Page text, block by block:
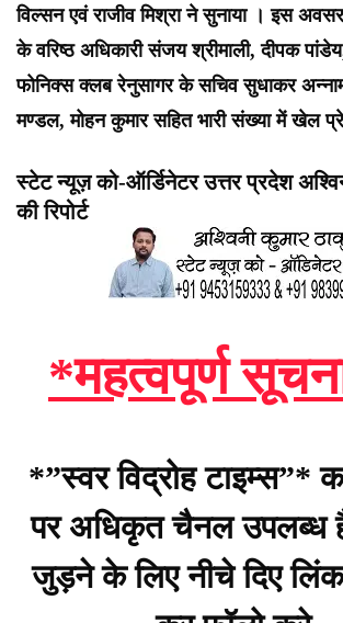
विल्सन एवं राजीव मिश्रा ने सुनाया । इस
के वरिष्ठ अधिकारी संजय श्रीमाली, दीपक
फोनिक्स क्लब रेनुसागर के सचिव सुधाकर
मण्डल, मोहन कुमार सहित भारी संख्या में खेल
स्टेट न्यूज़ को-ऑर्डिनेटर उत्तर प्रदेश
की रिपोर्ट
*महत्वपूर्ण
*”स्वर विद्रोह टाइम्स”*
पर अधिकृत चैनल उपलब्ध
जुड़ने के लिए नीचे दिए